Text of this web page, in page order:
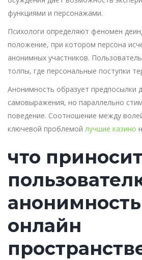
функциями и персонажами.
Психологи определяют феномен
положение, при котором персона
анонимных участников.
толпы, где персональные поступки
Анонимность образует предпосылки
самовыражения, но параллельно
поведение. Соотношение между
ключевой проблемой лучшие казино
что приносит
онлайн